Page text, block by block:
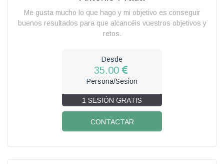
Me gusta mucho lo que hago y mi objetivo es conseguir
buenos resultados para que alcancéis vuestros objetivos y
retos.
Desde
35.00
Persona/Sesion
1 SESIÓN GRATIS
CONTACTAR